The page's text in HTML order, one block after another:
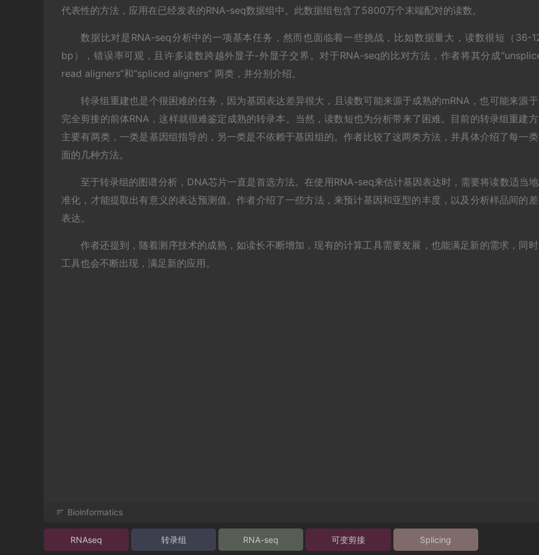
代表性的方法，应用在已经发表的RNA-seq数据组中。此数据组包含了5800万个末端配对的读数。
数据比对是RNA-seq分析中的一项基本任务，然而也面临着一些挑战，比如数据量大，读数很短（36-
bp），错误率可观，且许多读数跨越外显子-外显子交界。对于RNA-seq的比对方法，作者将其分成
read aligners”和“spliced aligners” 两类，并分别介绍。
转录组重建也是个很困难的任务，因为基因表达差异很大，且读数可能来源于成熟的mRNA，也可能来源
完全剪接的前体RNA，这样就很难鉴定成熟的转录本。当然，读数短也为分析带来了困难。目前的转录组重建
主要有两类，一类是基因组指导的，另一类是不依赖于基因组的。作者比较了这两类方法，并具体介绍了每一
面的几种方法。
至于转录组的图谱分析，DNA芯片一直是首选方法。在使用RNA-seq来估计基因表达时，需要将读数适当
准化，才能提取出有意义的表达预测值。作者介绍了一些方法，来预计基因和亚型的丰度，以及分析样品间的
表达。
作者还提到，随着测序技术的成熟，如读长不断增加，现有的计算工具需要发展，也能满足新的需求，同
工具也会不断出现，满足新的应用。
Bioinformatics
RNAseq 转录组 RNA-seq 可变剪接 Splicing